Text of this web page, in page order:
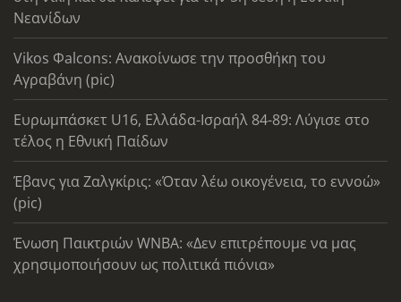
Νεανίδων
Vikos Φalcons: Ανακοίνωσε την προσθήκη του
Αγραβάνη (pic)
Ευρωμπάσκετ U16, Ελλάδα-Ισραήλ 84-89: Λύγισε στο
τέλος η Εθνική Παίδων
Έβανς για Ζαλγκίρις: «Όταν λέω οικογένεια, το εννοώ»
(pic)
Ένωση Παικτριών WNBA: «Δεν επιτρέπουμε να μας
χρησιμοποιήσουν ως πολιτικά πιόνια»